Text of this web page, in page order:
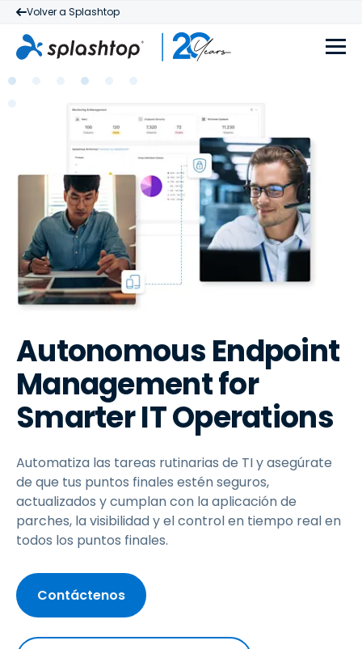
Volver a Splashtop
Autonomous Endpoint
Management for
Smarter IT Operations
Automatiza las tareas rutinarias de TI y asegúrate
de que tus puntos finales estén seguros,
actualizados y cumplan con la aplicación de
parches, la visibilidad y el control en tiempo real en
todos los puntos finales.
Contáctenos